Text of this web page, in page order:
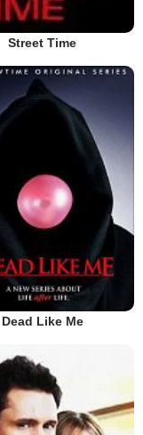
Street Time
Dead Like Me